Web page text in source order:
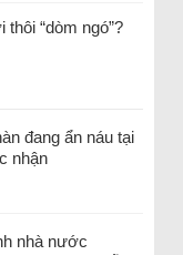
“dòm ngó”?
đang ẩn náu tại
nhận
nhà nước